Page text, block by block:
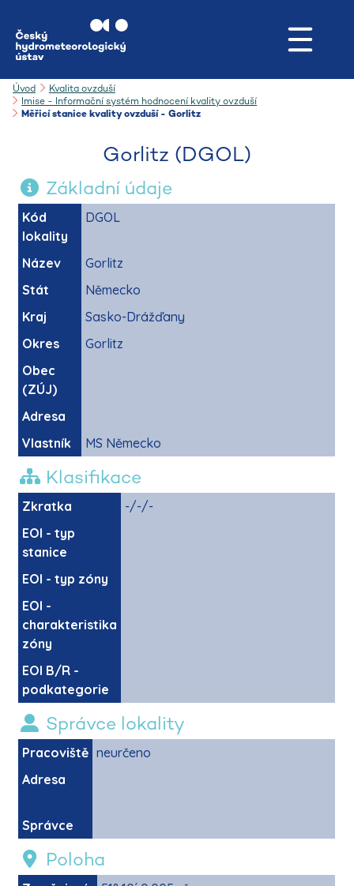
Úvod
Kvalita ovzduší
Imise - Informační systém hodnocení kvality ovzduší
Měřicí stanice kvality ovzduší - Gorlitz
Gorlitz (DGOL)
Základní údaje
Kód
lokality
DGOL
Název
Gorlitz
Stát
Německo
Kraj
Sasko-Drážďany
Okres
Gorlitz
Obec
(ZÚJ)
Adresa
Vlastník
MS Německo
Klasifikace
Zkratka
-/-/-
EOI - typ
stanice
EOI - typ zóny
EOI -
charakteristika
zóny
EOI B/R -
podkategorie
Správce lokality
Pracoviště neurčeno
Adresa
Správce
Poloha